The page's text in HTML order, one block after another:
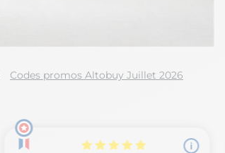
Codes promos Altobuy Juillet 2026